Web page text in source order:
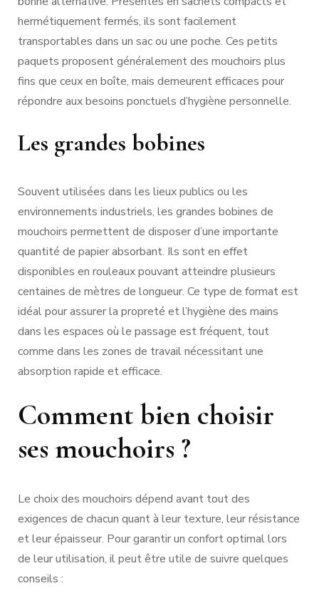
hermétiquement fermés, ils sont facilement
transportables dans un sac ou une poche. Ces petits
paquets proposent généralement des mouchoirs plus
fins que ceux en boîte, mais demeurent efficaces pour
répondre aux besoins ponctuels d’hygiène personnelle.
Les grandes bobines
Souvent utilisées dans les lieux publics ou les
environnements industriels, les grandes bobines de
mouchoirs permettent de disposer d’une importante
quantité de papier absorbant. Ils sont en effet
disponibles en rouleaux pouvant atteindre plusieurs
centaines de mètres de longueur. Ce type de format est
idéal pour assurer la propreté et l’hygiène des mains
dans les espaces où le passage est fréquent, tout
comme dans les zones de travail nécessitant une
absorption rapide et efficace.
Comment bien choisir
ses mouchoirs ?
Le choix des mouchoirs dépend avant tout des
exigences de chacun quant à leur texture, leur résistance
et leur épaisseur. Pour garantir un confort optimal lors
de leur utilisation, il peut être utile de suivre quelques
conseils :